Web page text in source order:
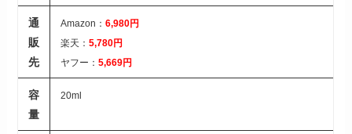
通
販
先
Amazon：6,980円
楽天：5,780円
ヤフー：5,669円
容
量
20ml